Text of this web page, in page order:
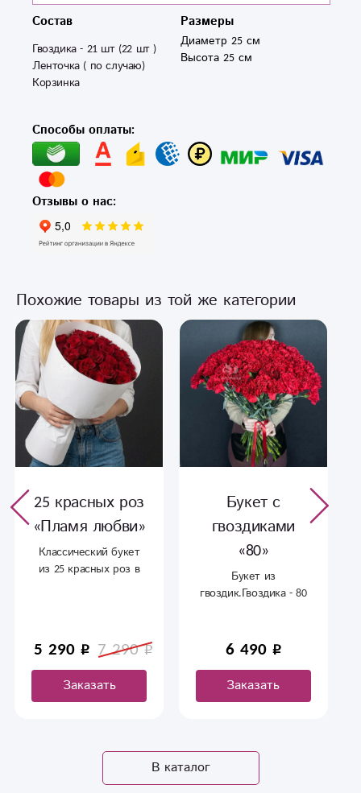
Состав
Гвоздика - 21 шт (22 шт )
Ленточка ( по случаю)
Корзинка
Размеры
Диаметр 25 см
Высота 25 см
Способы оплаты:
Отзывы о нас:
Похожие товары из той же категории
25 красных роз
«Пламя любви»
Классический букет
из 25 красных роз в
свадьбы или
годовщину
отношений. Яркие,
стойкие розы с
цветов в Сыктывкаре
круглосуточно.
5 290 7 290
Заказать
Букет с
гвоздиками
«80»
Букет из
гвоздик.Гвоздика - 80
6 490
Заказать
В каталог